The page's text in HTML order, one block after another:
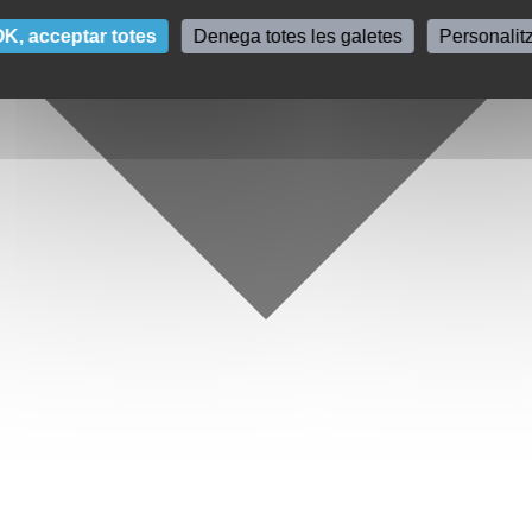
acceptar totes Denega totes les galetes